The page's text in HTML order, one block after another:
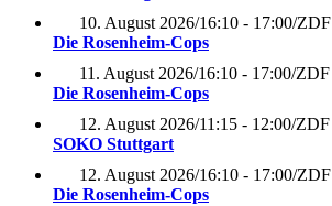
10. August 2026/16:10 - 17:00/ZDF
Die Rosenheim-Cops
11. August 2026/16:10 - 17:00/ZDF
Die Rosenheim-Cops
12. August 2026/11:15 - 12:00/ZDF
SOKO Stuttgart
12. August 2026/16:10 - 17:00/ZDF
Die Rosenheim-Cops